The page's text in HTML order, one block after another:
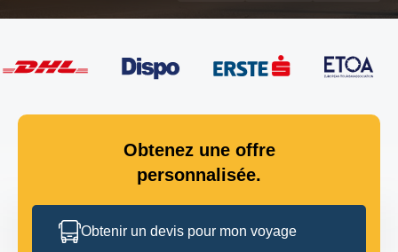
Obtenez une offre
personnalisée.
Obtenir un devis pour mon voyage